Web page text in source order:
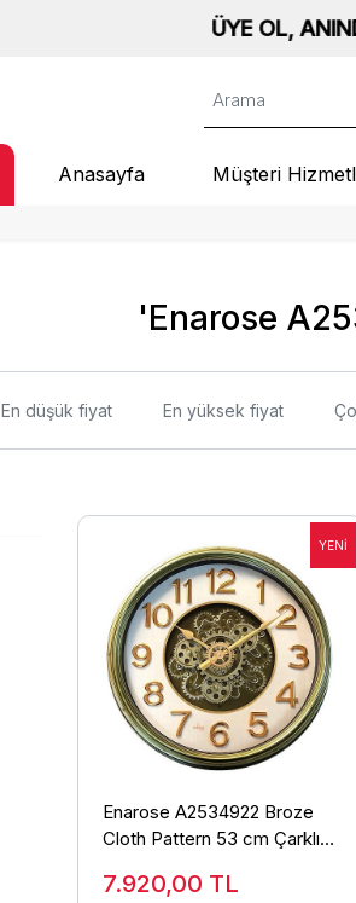
ÜYE OL,
Anasayfa Müşteri
'Enarose
En düşük fiyat En yüksek fiyat
Enarose A2534922 Broze
Cloth Pattern 53 cm Çarklı
7.920,00 TL